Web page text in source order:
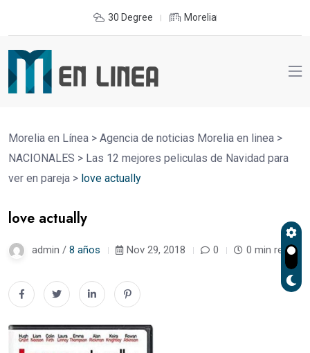
30 Degree Morelia
Morelia en Línea > Agencia de noticias Morelia en linea >
NACIONALES > Las 12 mejores peliculas de Navidad para
ver en pareja > love actually
love actually
admin / 8 años Nov 29, 2018 0 0 min read